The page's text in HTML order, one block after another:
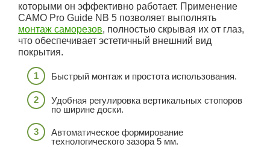
которыми он эффективно работает. Применение
CAMO Pro Guide NB 5 позволяет выполнять
монтаж саморезов, полностью скрывая их от глаз,
что обеспечивает эстетичный внешний вид
покрытия.
Быстрый монтаж и простота использования.
Удобная регулировка вертикальных стопоров
по ширине доски.
Автоматическое формирование
технологического зазора 5 мм.